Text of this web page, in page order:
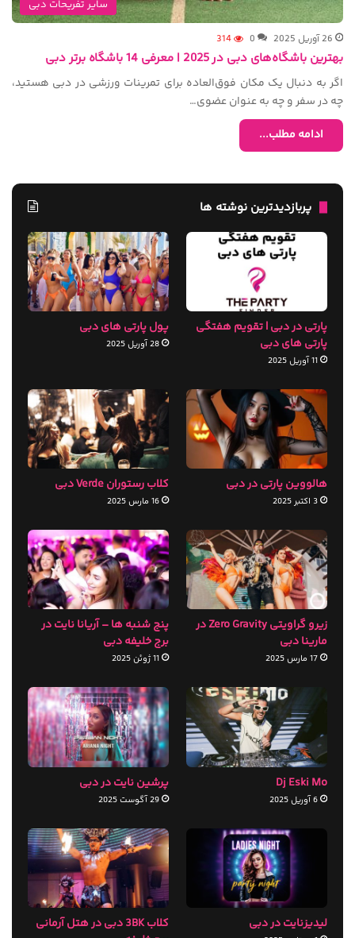
سایر تفریحات دبی
26 آوریل 2025 0
314
بهترین باشگاه‌های دبی در 2025 | معرفی 14 باشگاه برتر دبی
اگر به دنبال یک مکان فوق‌العاده برای تمرینات ورزشی در دبی هستید،
چه در سفر و چه به عنوان عضوی…
ادامه مطلب...
پربازدیدترین نوشته ها
پارتی در دبی | تقویم هفتگی
پارتی های دبی
11 آوریل 2025
پول پارتی های دبی
28 آوریل 2025
هالووین پارتی در دبی
3 اکتبر 2025
کلاب رستوران Verde دبی
16 مارس 2025
زیرو گراویتی Zero Gravity در
مارینا دبی
17 مارس 2025
پنج شنبه ها – آریانا نایت در
برج خلیفه دبی
11 ژوئن 2025
Dj Eski Mo
6 آوریل 2025
پرشین نایت در دبی
29 آگوست 2025
لیدیزنایت در دبی
کلاب 3BK دبی در هتل آرمانی